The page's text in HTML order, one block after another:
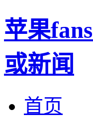
苹果
或新闻
首页